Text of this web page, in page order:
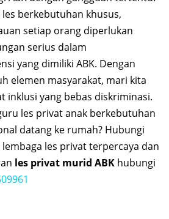
berkebutuhan khusus,
setiap orang diperlukan
serius dalam
yang dimiliki ABK. Dengan
elemen masyarakat, mari kita
inklusi yang bebas diskriminasi.
les privat anak berkebutuhan
datang ke rumah? Hubungi
les privat terpercaya dan
les privat murid ABK hubungi